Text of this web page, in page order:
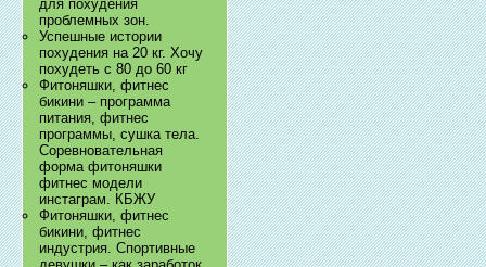
для похудения
проблемных зон.
Успешные истории
похудения на 20 кг. Хочу
похудеть с 80 до 60 кг
Фитоняшки, фитнес
бикини – программа
питания, фитнес
программы, сушка тела.
Соревновательная
форма фитоняшки
фитнес модели
инстаграм. КБЖУ
Фитоняшки, фитнес
бикини, фитнес
индустрия. Спортивные